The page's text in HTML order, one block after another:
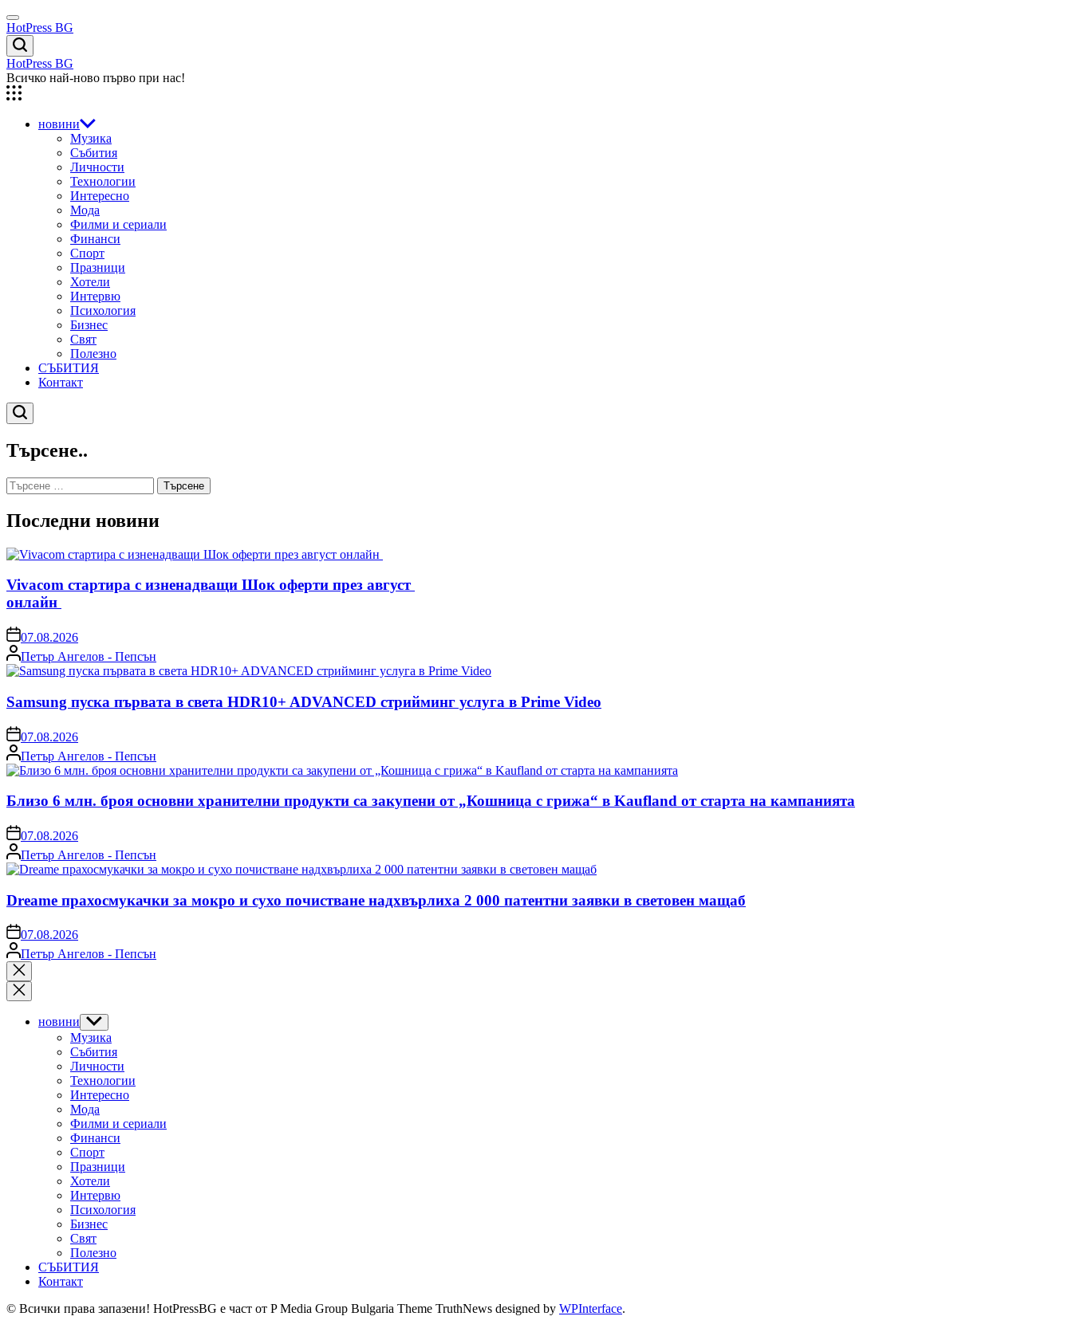
Skip
to
content
Menu
HotPress BG
Търсене
HotPress BG
Всичко най-ново първо при нас!
новини
Музика
Събития
Личности
Технологии
Интересно
Мода
Филми и сериали
Финанси
Спорт
Празници
Хотели
Интервю
Психология
Бизнес
Свят
Полезно
СЪБИТИЯ
Контакт
Търсене
Търсене..
Търсене
за:
Последни новини
Vivacom стартира с изненадващи Шок оферти през август
онлайн
on07.08.2026
Posted
by
Петър Ангелов - Пепсън
Samsung пуска първата в света HDR10+ ADVANCED стрийминг услуга в Prime Video
on07.08.2026
Posted
by
Петър Ангелов - Пепсън
Близо 6 млн. броя основни хранителни продукти са закупени от „Кошница с грижа“ в Kaufland от старта на кампанията
on07.08.2026
Posted
by
Петър Ангелов - Пепсън
Dreame прахосмукачки за мокро и сухо почистване надхвърлиха 2 000 патентни заявки в световен мащаб
on07.08.2026
Posted
by
Петър Ангелов - Пепсън
Close
search
новини Show
sub
menu
Музика
Събития
Личности
Технологии
Интересно
Мода
Филми и сериали
Финанси
Спорт
Празници
Хотели
Интервю
Психология
Бизнес
Свят
Полезно
СЪБИТИЯ
Контакт
© Всички права запазени! HotPressBG е част от P Media Group Bulgaria Theme TruthNews designed by WPInterface.